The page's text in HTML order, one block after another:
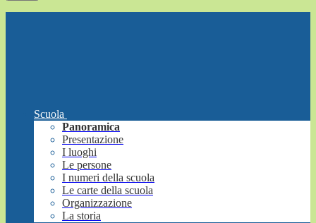
Scuola
Panoramica
Presentazione
I luoghi
Le persone
I numeri della scuola
Le carte della scuola
Organizzazione
La storia